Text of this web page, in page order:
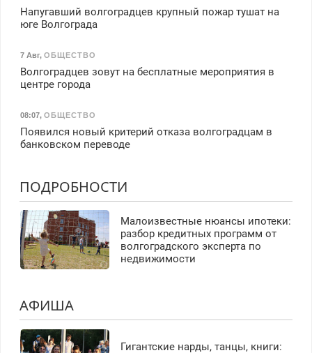
Напугавший волгоградцев крупный пожар тушат на
юге Волгограда
7 Авг, ОБЩЕСТВО
Волгоградцев зовут на бесплатные мероприятия в
центре города
08:07, ОБЩЕСТВО
Появился новый критерий отказа волгоградцам в
банковском переводе
ПОДРОБНОСТИ
Малоизвестные нюансы ипотеки:
разбор кредитных программ от
волгоградского эксперта по
недвижимости
АФИША
Гигантские нарды, танцы, книги: